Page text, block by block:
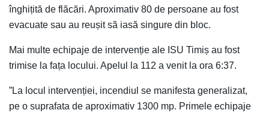
înghițită de flăcări. Aproximativ 80 de persoane au fost
evacuate sau au reușit să iasă singure din bloc.
Mai multe echipaje de intervenție ale ISU Timiș au fost
trimise la fața locului. Apelul la 112 a venit la ora 6:37.
”La locul intervenției, incendiul se manifesta generalizat,
pe o suprafata de aproximativ 1300 mp. Primele echipaje